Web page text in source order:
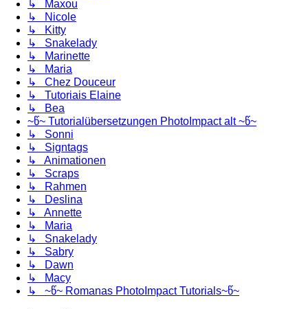
↳ Maxou
↳ Nicole
↳ Kitty
↳ Snakelady
↳ Marinette
↳ Maria
↳ Chez Douceur
↳ Tutoriais Elaine
↳ Bea
~წ~ Tutorialübersetzungen PhotoImpact alt ~წ~
↳ Sonni
↳ Signtags
↳ Animationen
↳ Scraps
↳ Rahmen
↳ Deslina
↳ Annette
↳ Maria
↳ Snakelady
↳ Sabry
↳ Dawn
↳ Macy
↳ ~წ~ Romanas PhotoImpact Tutorials~წ~